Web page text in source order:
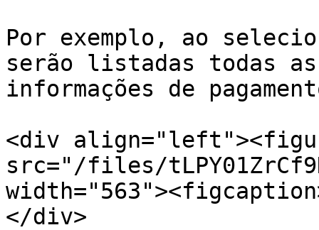
Por exemplo, ao
serão listadas todas as
informações de
<div
src="/files/
</div>